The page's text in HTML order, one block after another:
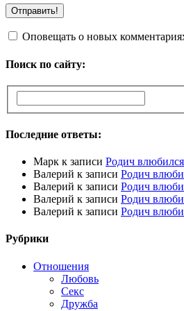
Оповещать о новых
Поиск по сайту:
Последние ответы:
Марк к записи Родич
Валерий к записи Родич
Валерий к записи Родич
Валерий к записи Родич
Валерий к записи Родич
Рубрики
Отношения
Любовь
Секс
Дружба